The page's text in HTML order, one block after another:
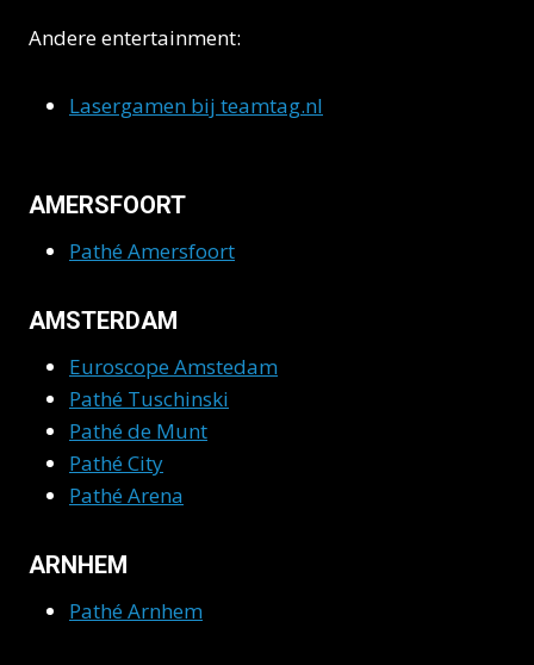
Andere entertainment:
Lasergamen bij teamtag.nl
AMERSFOORT
Pathé Amersfoort
AMSTERDAM
Euroscope Amstedam
Pathé Tuschinski
Pathé de Munt
Pathé City
Pathé Arena
ARNHEM
Pathé Arnhem